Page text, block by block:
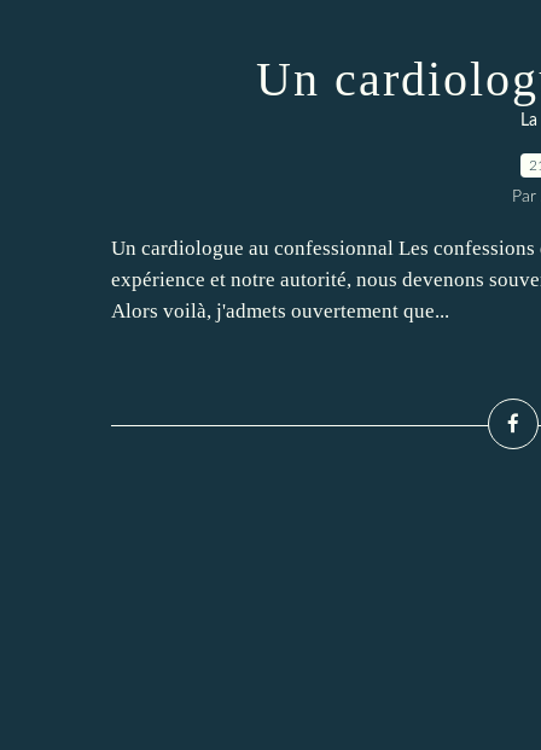
Un
Un cardiologue au confessionnal Les
expérience et notre autorité, nous devenons
Alors voilà, j'admets ouvertement que...